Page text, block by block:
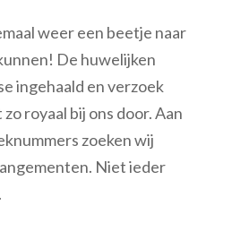
weer een beetje naar
De huwelijken
ingehaald en verzoek
royaal bij ons door. Aan
zoeken wij
Niet ieder